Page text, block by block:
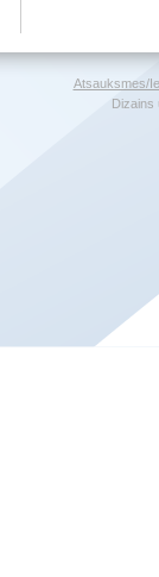
Atsauksmes/
Dizains